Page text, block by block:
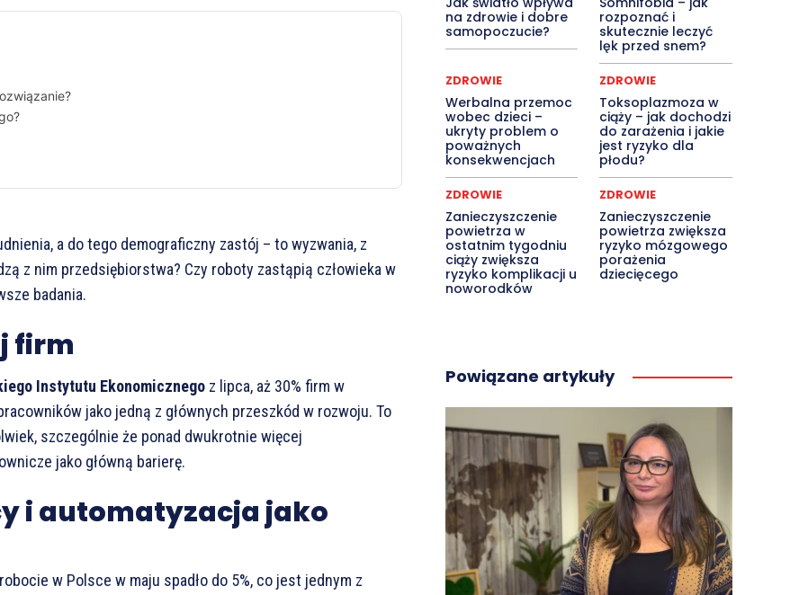
a do tego demograficzny zastój – to wyzwania, z
z nim przedsiębiorstwa? Czy roboty zastąpią człowieka w
badania.
firm
Instytutu Ekonomicznego z lipca, aż 30% firm w
jako jedną z głównych przeszkód w rozwoju. To
szczególnie że ponad dwukrotnie więcej
jako główną barierę.
i automatyzacja jako
w Polsce w maju spadło do 5%, co jest jednym z
na zdrowie i dobre
samopoczucie?
rozpoznać i
skutecznie leczyć
lęk przed snem?
ZDROWIE
Werbalna przemoc
wobec dzieci –
ukryty problem o
poważnych
konsekwencjach
ZDROWIE
Toksoplazmoza w
ciąży – jak dochodzi
do zarażenia i jakie
jest ryzyko dla
płodu?
ZDROWIE
Zanieczyszczenie
powietrza w
ostatnim tygodniu
ciąży zwiększa
ryzyko komplikacji u
noworodków
ZDROWIE
Zanieczyszczenie
powietrza zwiększa
ryzyko mózgowego
porażenia
dziecięcego
Powiązane artykuły